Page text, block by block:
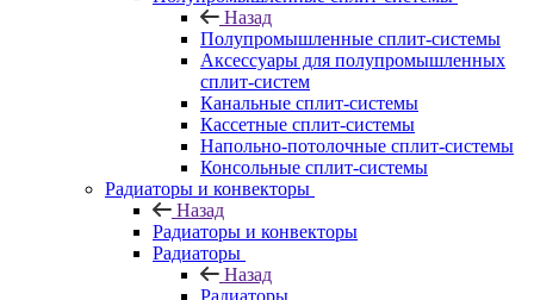
Назад
Полупромышленные сплит-системы
Аксессуары для полупромышленных
сплит-систем
Канальные сплит-системы
Кассетные сплит-системы
Напольно-потолочные сплит-системы
Консольные сплит-системы
Радиаторы и конвекторы
Назад
Радиаторы и конвекторы
Радиаторы
Назад
Радиаторы